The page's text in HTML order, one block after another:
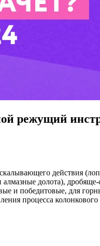
режущий
действия
долота),
и победитовые, для
процесса